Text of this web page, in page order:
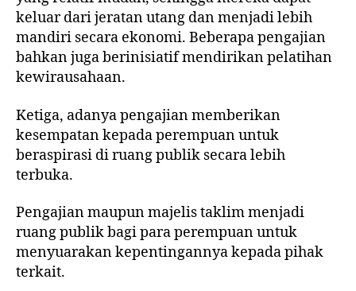
keluar dari jeratan utang dan menjadi lebih
mandiri secara ekonomi. Beberapa pengajian
bahkan juga berinisiatif mendirikan pelatihan
kewirausahaan.
Ketiga, adanya pengajian memberikan
kesempatan kepada perempuan untuk
beraspirasi di ruang publik secara lebih
terbuka.
Pengajian maupun majelis taklim menjadi
ruang publik bagi para perempuan untuk
menyuarakan kepentingannya kepada pihak
terkait.